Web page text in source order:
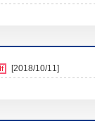
[2018/10/11]